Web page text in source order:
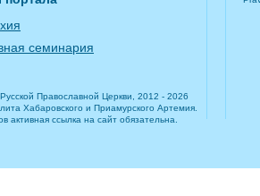
семинария
Православной Церкви, 2012 - 2026
Хабаровского и Приамурского Артемия.
активная ссылка на сайт обязательна.